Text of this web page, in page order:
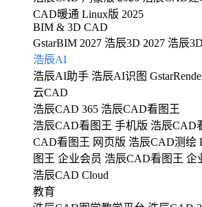
CAD暖通 Linux版 2025
BIM & 3D CAD
GstarBIM 2027 浩辰3D 2027 浩辰
浩辰AI
浩辰AI助手 浩辰AI识图
云CAD
浩辰CAD 365 浩辰CAD看图王
浩辰CAD看图王 手机版 浩辰CAD
CAD看图王 网页版 浩辰CAD测绘
图王 企业会员 浩辰CAD看图王 企
浩辰CAD Cloud
教育